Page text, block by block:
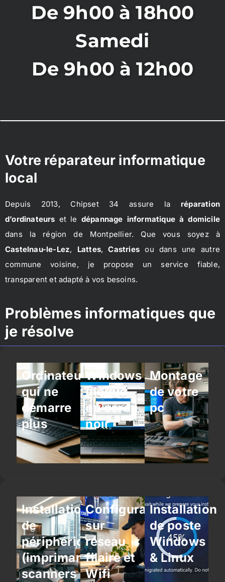
De 9h00 à 18h00
Samedi
De 9h00 à 12h00
Votre réparateur informatique
local
Depuis 2013, Chipset 34 assure la réparation
d’ordinateurs et le dépannage informatique à domicile
dans la région de Montpellier. Que vous soyez à
Castelnau-le-Lez, Lattes,Castries ou dans une autre
commune voisine, je propose un service fiable,
transparent et adapté à vos besoins.
Problèmes informatiques que
je résolve
Ordinateur
qui ne
démarre
plus
Windows
bloqué
ou écran
noir
Montage
de votre
pc
Installation
de
périphériques
(imprimantes,
scanners
Configuration
sur
réseau
filaire et
Wifi
Installation
de poste
Windows
& Linux